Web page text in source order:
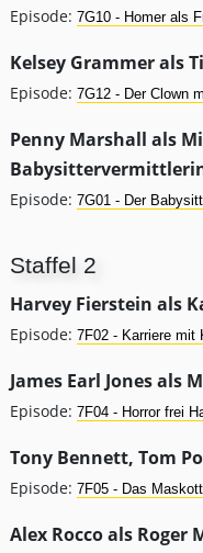
Episode: 7G10 - Homer als
Kelsey Grammer als
Episode: 7G12 - Der Clown
Penny Marshall als
Episode: 7G01 - Der
Staffel 2
Harvey Fierstein als
Episode: 7F02 - Karriere mit
James Earl Jones als
Episode: 7F04 - Horror frei
Tony Bennett, Tom
Episode: 7F05 - Das
Alex Rocco als Roger